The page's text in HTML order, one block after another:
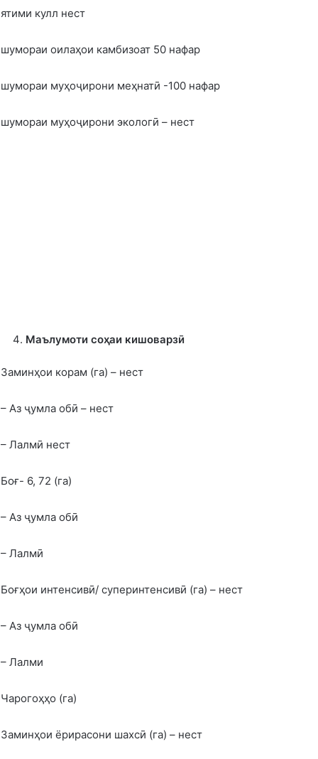
ятими кулл нест
шумораи оилаҳои камбизоат 50 нафар
шумораи муҳоҷирони меҳнатӣ -100 нафар
шумораи муҳоҷирони экологӣ – нест
Маълумоти соҳаи кишоварзӣ
Заминҳои корам (га) – нест
– Аз ҷумла обӣ – нест
– Лалмӣ нест
Боғ- 6, 72 (га)
– Аз ҷумла обӣ
– Лалмӣ
Боғҳои интенсивӣ/ суперинтенсивӣ (га) – нест
– Аз ҷумла обӣ
– Лалми
Чарогоҳҳо (га)
Заминҳои ёрирасони шахсӣ (га) – нест